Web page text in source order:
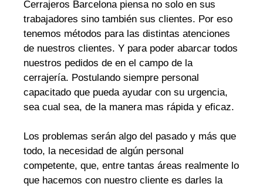
Cerrajeros Barcelona piensa no solo en sus
trabajadores sino también sus clientes. Por eso
tenemos métodos para las distintas atenciones
de nuestros clientes. Y para poder abarcar todos
nuestros pedidos de en el campo de la
cerrajería. Postulando siempre personal
capacitado que pueda ayudar con su urgencia,
sea cual sea, de la manera mas rápida y eficaz.
Los problemas serán algo del pasado y más que
todo, la necesidad de algún personal
competente, que, entre tantas áreas realmente lo
que hacemos con nuestro cliente es darles la